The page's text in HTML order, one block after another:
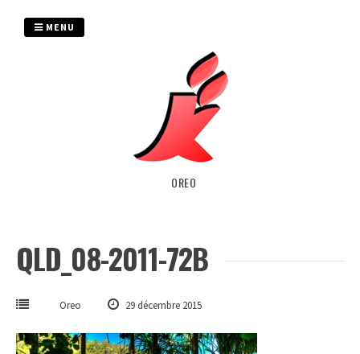
OREO
MENU
QLD_08-2011-72B
Oreo 29 décembre 2015